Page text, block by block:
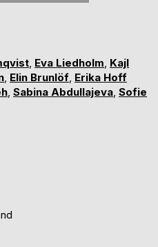
Eva Liedholm Kajl
Elin Brunlöf Erika Hoff
Sabina Abdullajeva Sofie